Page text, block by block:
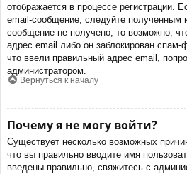
отображается в процессе регистрации.
email-сообщение, следуйте полученным
сообщение не получено, то возможно,
адрес email либо он заблокирован
что ввели правильный адрес email,
администратором.
Вернуться к началу
Почему я не могу войти?
Существует несколько возможных
что вы правильно вводите имя
введены правильно, свяжитесь с